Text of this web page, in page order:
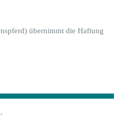
übernimmt die Haftung